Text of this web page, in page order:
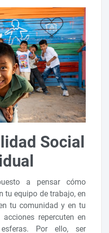
Social
a pensar cómo
tu equipo de trabajo, en
tu comunidad y en tu
repercuten en
Por ello, ser